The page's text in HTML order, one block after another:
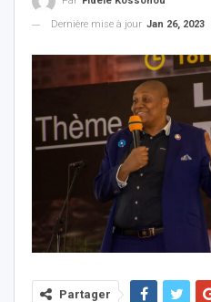
Dernière mise à jour Jan 26, 2023
Partager